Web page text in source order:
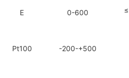
E 0-600
Pt100 -200-+500